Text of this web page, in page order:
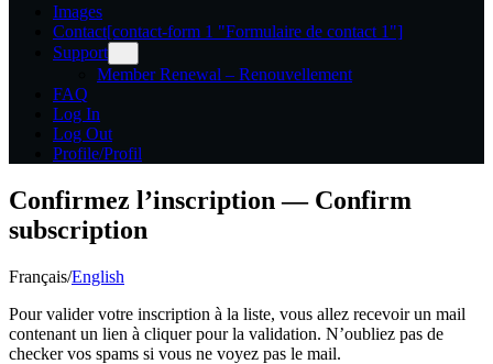
Images
Contact[contact-form 1 "Formulaire de contact 1"]
Support
Member Renewal – Renouvellement
FAQ
Log In
Log Out
Profile/Profil
Confirmez l’inscription — Confirm
subscription
Français/English
Pour valider votre inscription à la liste, vous allez recevoir un mail
contenant un lien à cliquer pour la validation. N’oubliez pas de
checker vos spams si vous ne voyez pas le mail.